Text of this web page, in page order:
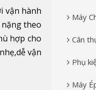
vận hành
nặng theo
hợp cho
vận
Máy
Cân
Phụ
Máy